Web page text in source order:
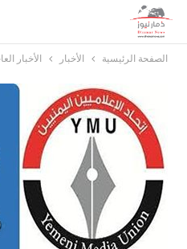
الصفحة الرئيسية الأخبار الأخبار